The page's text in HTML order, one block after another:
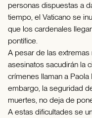
personas dispuestas a
tiempo, el Vaticano se
que los cardenales
pontífice.
A pesar de las
asesinatos sacudirán la
crímenes llaman a Paola
embargo, la seguridad
muertes, no deja de
A estas dificultades se